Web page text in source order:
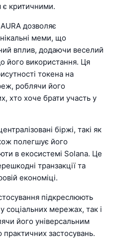
є критичними.
дозволяє
меми, що
вплив, додаючи веселий
його використання. Ця
токена на
роблячи його
хто хоче брати участь у
біржі, такі як
полегшує його
в екосистемі Solana. Це
транзакції та
економіці.
підкреслюють
соціальних мережах, так і
його універсальним
застосувань.